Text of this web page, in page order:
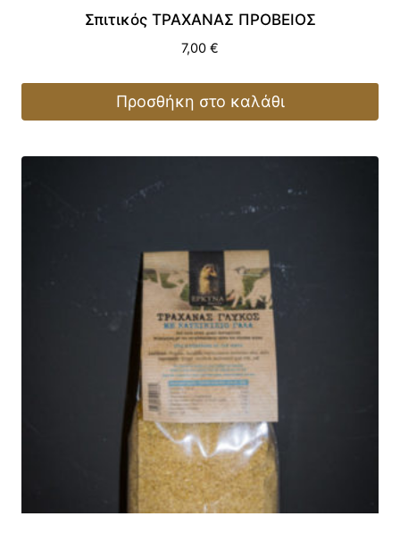
Σπιτικός ΤΡΑΧΑΝΑΣ ΠΡΟΒΕΙΟΣ
7,00 €
Προσθήκη στο καλάθι